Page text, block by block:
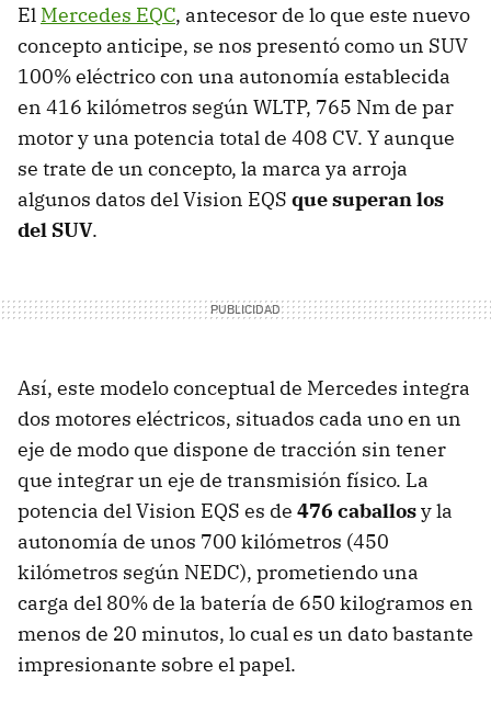
El Mercedes EQC, antecesor de lo que este nuevo
concepto anticipe, se nos presentó como un SUV
100% eléctrico con una autonomía establecida
en 416 kilómetros según WLTP, 765 Nm de par
motor y una potencia total de 408 CV. Y aunque
se trate de un concepto, la marca ya arroja
algunos datos del Vision EQS que superan los
del SUV.
Así, este modelo conceptual de Mercedes integra
dos motores eléctricos, situados cada uno en un
eje de modo que dispone de tracción sin tener
que integrar un eje de transmisión físico. La
potencia del Vision EQS es de 476 caballosy la
autonomía de unos 700 kilómetros (450
kilómetros según NEDC), prometiendo una
carga del 80% de la batería de 650 kilogramos en
menos de 20 minutos, lo cual es un dato bastante
impresionante sobre el papel.